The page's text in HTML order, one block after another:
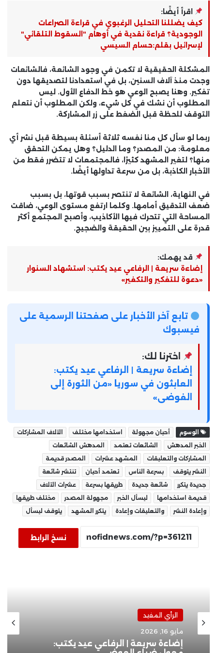
اقرأ أيضًا:
كيف يضللنا التحليل الرغبوي في قراءة الصراعات
الوجودية؟ قراءة نقدية في أوهام "السقوط التلقائي"
لإسرائيل بقلم:حسام السيسي
المشكلة الحقيقية لا تكمن في وجود الشائعة، فالشائعات
وجدت منذ آلاف السنين، بل في استعدادنا لتصديقها دون
تفكير. وهنا يصبح الوعي هو خط الدفاع الأول. ليس
المطلوب أن نشك في كل شيء، ولكن المطلوب أن نتعلم
التوقف للحظة قبل الضغط على زر المشاركة.
ربما لو سأل كل منا نفسه ثلاثة أسئلة بسيطة قبل نشر أي
معلومة: من المصدر؟ وما الدليل؟ وهل يمكن التحقق
منها؟ لتغير المشهد كثيرًا، فالمجتمعات لا تتضرر فقط من
الأخبار الكاذبة، بل من سرعة تداولها أيضًا.
في النهاية، الشائعة لا تنتصر بسبب قوتها، بل بسبب
ضعف التدقيق أمامها. وكلما ارتفع مستوى الوعي، ضاقت
المساحة التي تتحرك فيها الأكاذيب، وأصبح المجتمع أكثر
قدرة على التمييز بين الحقيقة والضجيج.
قد يهمك:
إضاءة سريعة | الرفاعي عيد يكتب: استشهاد السنوار
«دعوة للتفكير والتكفير»
تابع آخر الأخبار على صفحتنا الرسمية على
فيسبوك
اخترنا لك:
إضاءة سريعة | الرفاعي عيد يكتب:
العابثون في سوريا «من الثورة إلى
الفوضى»
الوسوم أحيان مجهولة استخدامها مختلف
الآلاف المشاركات
الخبر المدهش
الشائعات تعتمد
المدهش الشائعات
المشاركات والتعليقات
المشهد عشرات
المصدر قديمة
النشر يتوقف
بسرعة الناس تعتمد أحيان
تنتشر شائعة
جديدة يتكرر
شائعة جديدة طريقها بسرعة
عشرات الآلاف
قديمة استخدامها
ليسأل الخبر مجهولة المصدر
مختلف طريقها
وإعادة النشر
والتعليقات وإعادة يتكرر المشهد يتوقف ليسأل
نسخ الرابط
الرأي المفيد
مايو 16, 2026
إضاءة سريعة | الرفاعي عيد يكتب: